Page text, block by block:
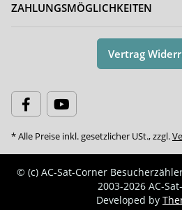
ZAHLUNGSMÖGLICHKEITEN
Vertrag
* Alle Preise inkl. gesetzlicher USt., zzgl.
© (c) AC-Sat-Corner
2003-2026 AC-
Developed by